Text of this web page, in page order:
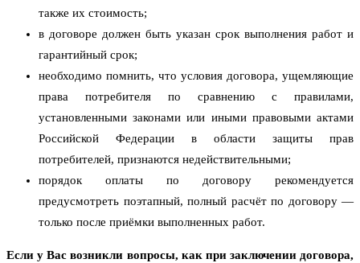
также их стоимость;
в договоре должен быть указан срок выполнения работ и
гарантийный срок;
необходимо помнить, что условия договора, ущемляющие
права потребителя по сравнению с правилами,
установленными законами или иными правовыми актами
Российской Федерации в области защиты прав
потребителей, признаются недействительными;
порядок оплаты по договору рекомендуется
предусмотреть поэтапный, полный расчёт по договору —
только после приёмки выполненных работ.
Если у Вас возникли вопросы, как при заключении договора,